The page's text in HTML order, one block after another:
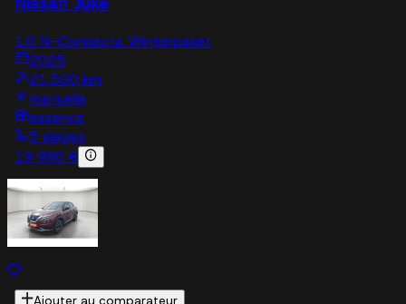
1.0 N-Connecta Winterpaket
2025
21,500 km
manuelle
essence
5 sieges
19 990 €
Ajouter au comparateur